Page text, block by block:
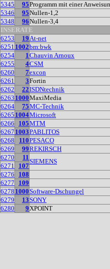
5345
95Programm mit einer
5346
95Nullen-1,2
5348
96Nullen-3,4
INSERATE
6253
19At-net
6251 1002bm:bwk
6254
1Chauvin Arnoux
6255
4CSM
6260
7excon
6261
3Fortin
6262
22ISDNtechnik
6263 1000MaxiMedia
6264
75MC-Technik
6265 1004Microsoft
6266
105MTM
6267 1003PABLITOS
6268
110PESACO
6269
99REKIRSCH
6270
11
SIEMENS
6271
107
6276
108
6277
109
6278 1000Software-Dschungel
6279
13SONY
6280
9XPOINT